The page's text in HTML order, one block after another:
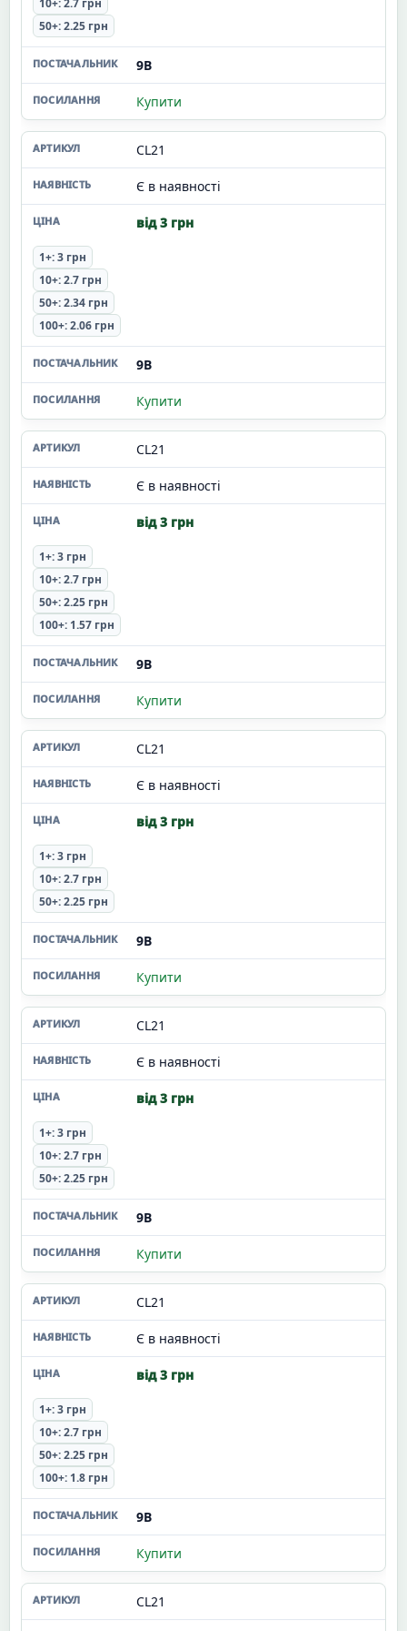
10+: 2.7 грн
50+: 2.25 грн
9В
Купити
CL21
Є в наявності
від 3 грн
1+: 3 грн
10+: 2.7 грн
50+: 2.34 грн
100+: 2.06 грн
9В
Купити
CL21
Є в наявності
від 3 грн
1+: 3 грн
10+: 2.7 грн
50+: 2.25 грн
100+: 1.57 грн
9В
Купити
CL21
Є в наявності
від 3 грн
1+: 3 грн
10+: 2.7 грн
50+: 2.25 грн
9В
Купити
CL21
Є в наявності
від 3 грн
1+: 3 грн
10+: 2.7 грн
50+: 2.25 грн
9В
Купити
CL21
Є в наявності
від 3 грн
1+: 3 грн
10+: 2.7 грн
50+: 2.25 грн
100+: 1.8 грн
9В
Купити
CL21